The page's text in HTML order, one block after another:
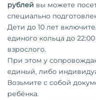
рублей вы можете
специально
Дети до 10 лет
единого кольца до 22:00
взрослого.
При этом у
единый, либо
Возьмите с собой
ребёнка.